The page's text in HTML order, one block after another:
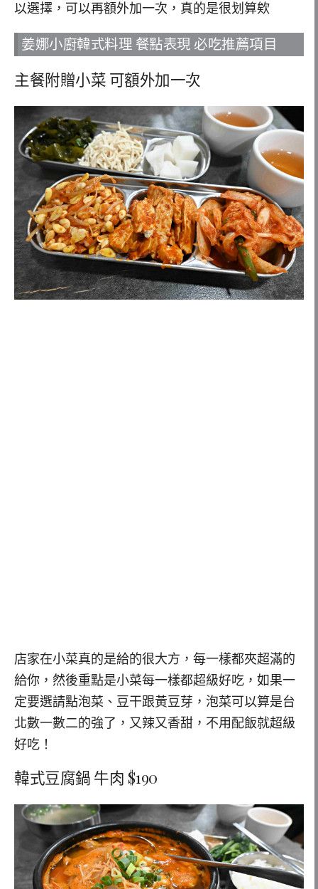
以選擇，可以再額外加一次，真的是很划算欸
姜娜小廚韓式料理 餐點表現 必吃推薦項目
主餐附贈小菜 可額外加一次
店家在小菜真的是給的很大方，每一樣都夾超滿的
給你，然後重點是小菜每一樣都超級好吃，如果一
定要選請點泡菜、豆干跟黃豆芽，泡菜可以算是台
北數一數二的強了，又辣又香甜，不用配飯就超級
好吃！
韓式豆腐鍋 牛肉 $190